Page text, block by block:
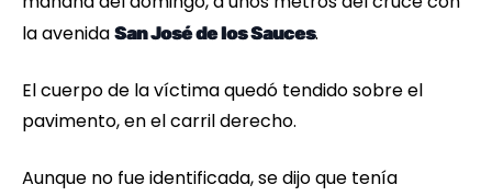
la avenida San José de los Sauces.
El cuerpo de la víctima quedó tendido sobre el
pavimento, en el carril derecho.
Aunque no fue identificada, se dijo que tenía